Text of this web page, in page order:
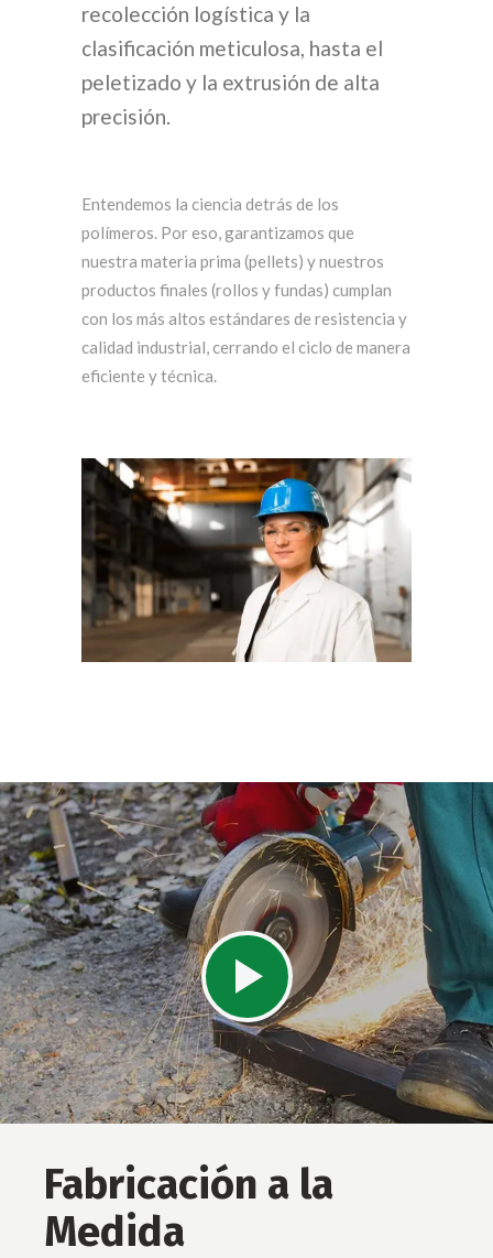
recolección logística y la
clasificación meticulosa, hasta el
peletizado y la extrusión de alta
precisión.
Entendemos la ciencia detrás de los
polímeros. Por eso, garantizamos que
nuestra materia prima (pellets) y nuestros
productos finales (rollos y fundas) cumplan
con los más altos estándares de resistencia y
calidad industrial, cerrando el ciclo de manera
eficiente y técnica.
Fabricación a la
Medida